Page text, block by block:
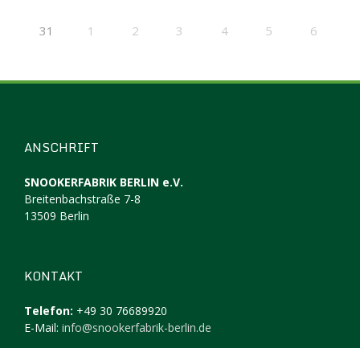
31 1 2 3 4 5 6
ANSCHRIFT
SNOOKERFABRIK BERLIN e.V.
Breitenbachstraße 7-8
13509 Berlin
KONTAKT
Telefon: +49 30 76689920
E-Mail: info@snookerfabrik-berlin.de